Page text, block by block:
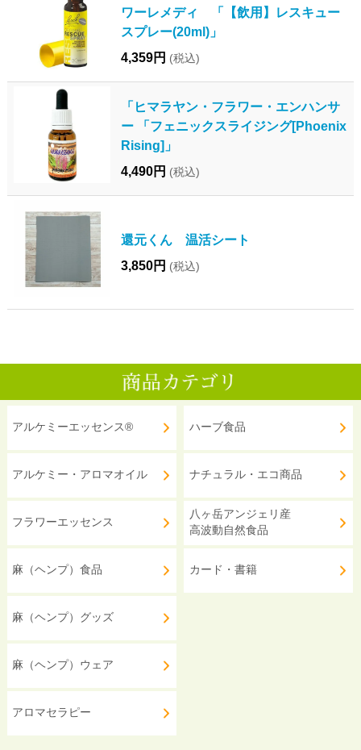
ワーレメディ 「【飲用】レスキュー
スプレー(20ml)」
4,359円 (税込)
「ヒマラヤン・フラワー・エンハンサ
ー 「フェニックスライジング[Phoenix
Rising]」
4,490円 (税込)
還元くん 温活シート
3,850円 (税込)
アルケミーエッセンス®
アルケミー・アロマオイル
フラワーエッセンス
麻（ヘンプ）食品
麻（ヘンプ）グッズ
麻（ヘンプ）ウェア
アロマセラピー
ハーブ食品
ナチュラル・エコ商品
八ヶ岳アンジェリ産
高波動自然食品
カード・書籍